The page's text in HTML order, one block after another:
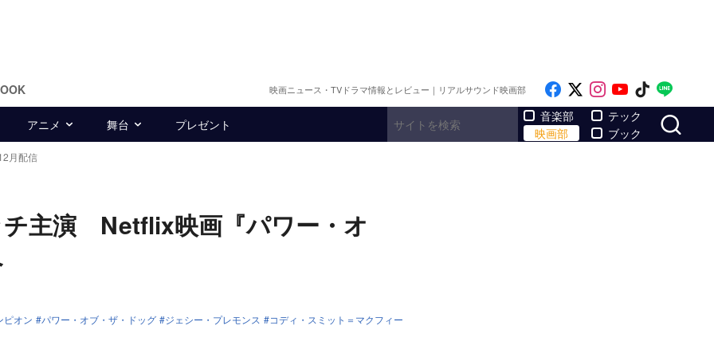
映画ニュース・TVドラマ情報とレビュー｜リアルサウンド映画部 Like on Facebook
Follow on x
Follow on
Follow on
Follow
アニメ 舞台 プレゼント
音楽部
映画部
テック
ブック
月配信
主演 Netflix映画『パワー・オ
ピオン パワー・オブ・ザ・ドッグ ジェシー・プレモンス コディ・スミット＝マクフィー